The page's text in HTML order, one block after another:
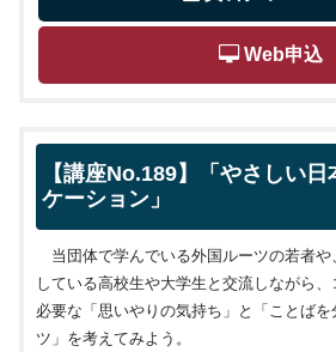
Web申込
【講座No.189】「やさしい
ケーション」
当団体で学んでいる外国ルーツの若者や
している高校生や大学生と交流しながら
必要な「思いやりの気持ち」と「ことばを
ツ」を考えてみよう。